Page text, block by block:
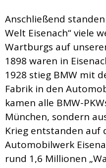
Anschließend
Welt Eisenach“ viele
Wartburgs auf
1898 waren in
1928 stieg BMW mit
Fabrik in den
kamen alle BMW-
München, sondern
Krieg entstanden auf
Automobilwerk
rund 1,6 Millionen